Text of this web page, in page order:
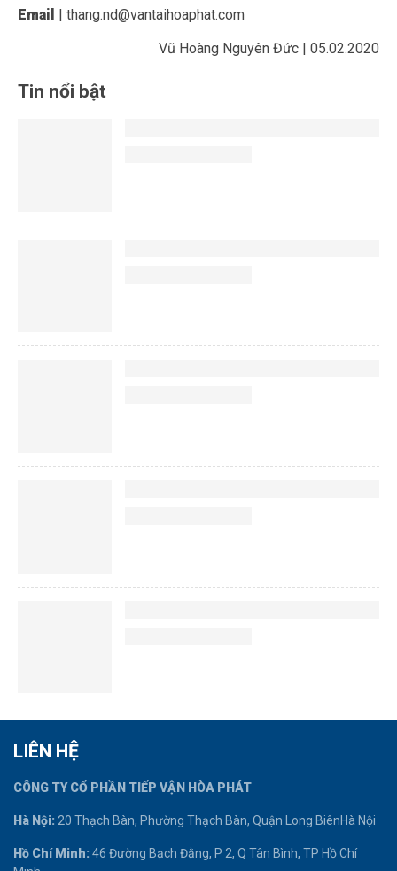
Email | thang.nd@vantaihoaphat.com
Vũ Hoàng Nguyên Đức | 05.02.2020
Tin nổi bật
LIÊN HỆ
CÔNG TY CỔ PHẦN TIẾP VẬN HÒA PHÁT
Hà Nội: 20 Thạch Bàn, Phường Thạch Bàn, Quận Long BiênHà Nội
Hồ Chí Minh: 46 Đường Bạch Đằng, P 2, Q Tân Bình, TP Hồ Chí